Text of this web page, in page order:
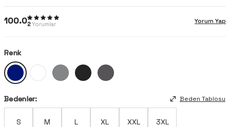
100.02Yorumlar Yorum Yap
Renk
Bedenler: Beden Tablosu
S M L XL XXL 3XL